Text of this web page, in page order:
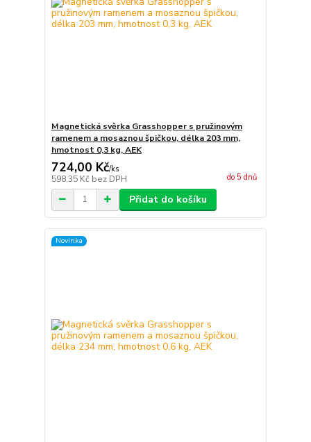
Magnetická svěrka Grasshopper s pružinovým
ramenem a mosaznou špičkou, délka 203 mm,
hmotnost 0,3 kg, AEK
724,00 Kč/ks
598,35 Kč bez DPH do 5 dnů
Přidat do košíku
Novinka